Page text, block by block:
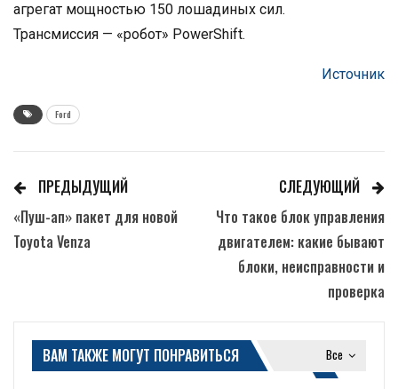
агрегат мощностью 150 лошадиных сил.
Трансмиссия — «робот» PowerShift.
Источник
Ford
ПРЕДЫДУЩИЙ
«Пуш-ап» пакет для новой
Toyota Venza
СЛЕДУЮЩИЙ
Что такое блок управления
двигателем: какие бывают
блоки, неисправности и
проверка
Все
ВАМ ТАКЖЕ МОГУТ ПОНРАВИТЬСЯ